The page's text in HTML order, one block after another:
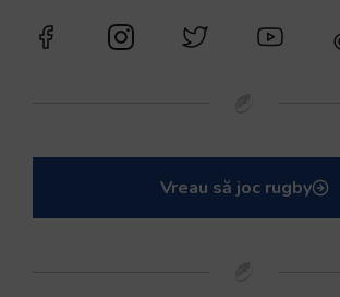
Vreau să joc rugby